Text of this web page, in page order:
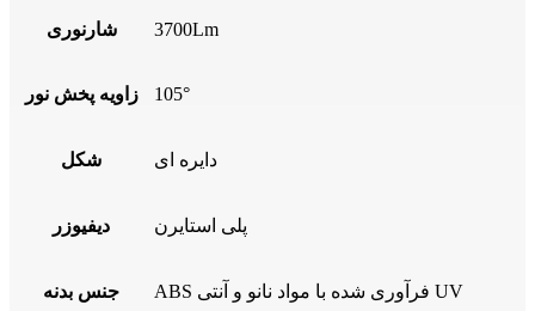
شارنوری 3700Lm
زاویه پخش نور 105°
شکل دایره ای
دیفیوزر پلی استایرن
جنس بدنه ABS فرآوری شده با مواد نانو و آنتی UV